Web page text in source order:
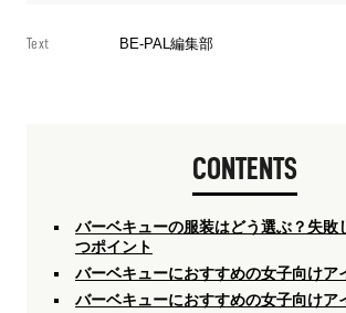
Text BE-PAL編集部
CONTENTS
バーベキューの服装はどう選ぶ？失敗
つポイント
バーベキューにおすすめの女子向けア
バーベキューにおすすめの女子向けア